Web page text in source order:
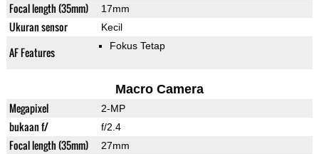
Focal length (35mm) 17mm
Ukuran sensor Kecil
AF Features Fokus Tetap
Macro Camera
Megapixel 2-MP
bukaan f/ f/2.4
Focal length (35mm) 27mm